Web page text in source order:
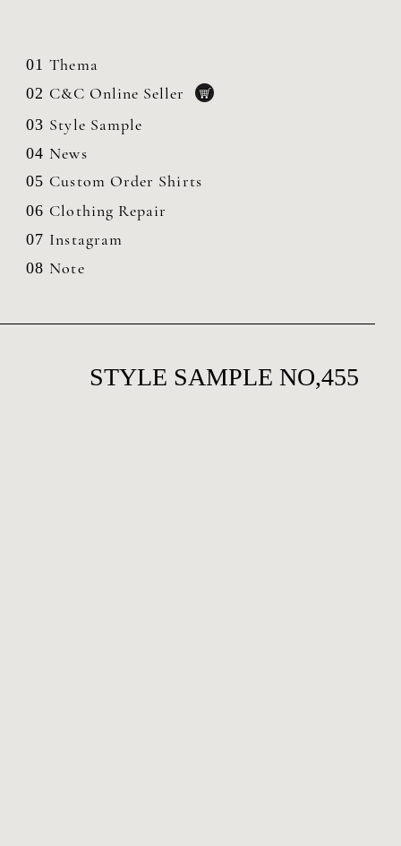
01 Thema
02 C&C Online Seller
03 Style Sample
04 News
05 Custom Order Shirts
06 Clothing Repair
07 Instagram
08 Note
STYLE SAMPLE NO,455